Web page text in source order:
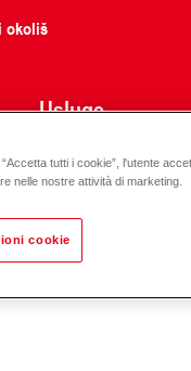
okoliš
Usluge
tutti i cookie”, l'utente
nelle nostre attività di marketing.
cookie